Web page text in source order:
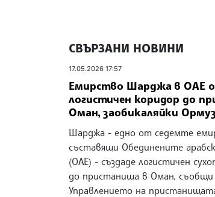
СВЪРЗАНИ НОВИНИ
17.05.2026 17:57
Емирство Шарджа в ОАЕ
логистичен коридор до
Оман, заобикаляйки
Шарджа - едно от седемте
съставящи Обединените
(ОАЕ) - създаде логистичен
до пристанища в Оман, съобщи
Управлението на